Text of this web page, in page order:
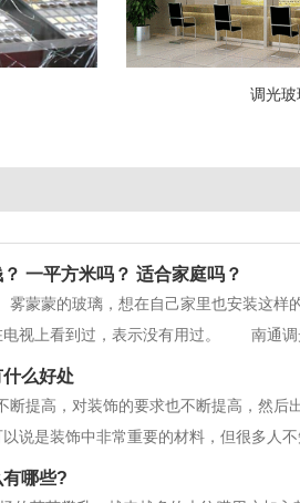
调光玻
一平方米吗？ 适合家庭吗？
蒙的玻璃，想在自己家里也安装这样的
视上看到过，表示没有用过。 南通调
，也给自己家里装上这样的玻璃。 国内
米左
么好处
断提高，对装饰的要求也不断提高，然
说是装饰中非常重要的材料，但很多人
璃膜的好处。一.贴窗玻璃膜有哪些技巧
玻璃上喷点水，避免
哪些?